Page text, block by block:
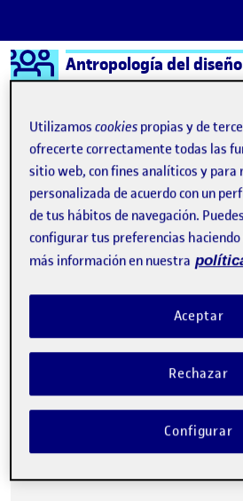
Saltar al contenido
Logo Ágora
Antropología del diseño
Semestre 20211 - Aula 1 6 Octubre,
6 Octubre, 2021
Regalar tiempo
Publicado por
Nora González Arrasate
Fecha de publicación
2 comentarios
Utilizamoscookies propias y de
ofrecerte correctamente todas las
sitio web, con fines analíticos y
personalizada de acuerdo con un
de tus hábitos de navegación.
configurar tus preferencias
más información en nuestra
Rechazar
Aceptar
Configurar